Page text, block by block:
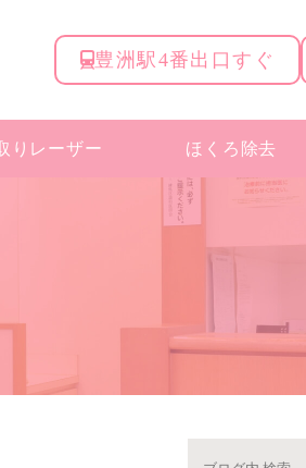
豊洲駅4番出口すぐ
りレーザー ほくろ除去